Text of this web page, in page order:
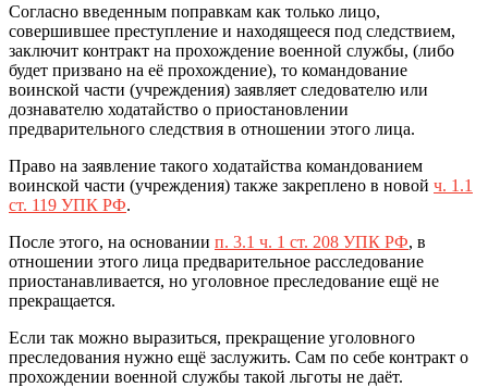
Согласно введенным поправкам как только лицо,
совершившее преступление и находящееся под следствием,
заключит контракт на прохождение военной службы, (либо
будет призвано на её прохождение), то командование
воинской части (учреждения) заявляет следователю или
дознавателю ходатайство о приостановлении
предварительного следствия в отношении этого лица.
Право на заявление такого ходатайства командованием
воинской части (учреждения) также закреплено в новой ч. 1.1
ст. 119 УПК РФ.
После этого, на основании п. 3.1 ч. 1 ст. 208 УПК РФ, в
отношении этого лица предварительное расследование
приостанавливается, но уголовное преследование ещё не
прекращается.
Если так можно выразиться, прекращение уголовного
преследования нужно ещё заслужить. Сам по себе контракт о
прохождении военной службы такой льготы не даёт.